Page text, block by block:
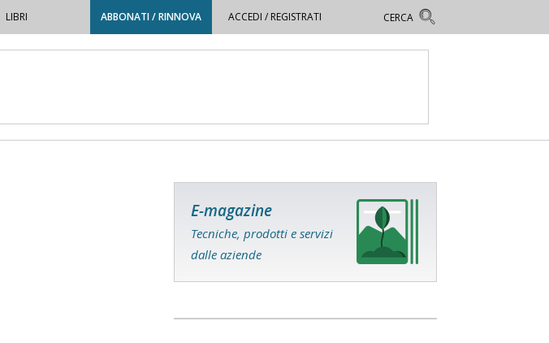
LIBRI ABBONATI / RINNOVA ACCEDI / REGISTRATI
E-magazine
Tecniche, prodotti e servizi
dalle aziende